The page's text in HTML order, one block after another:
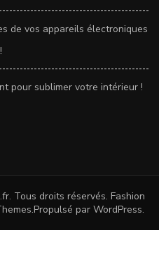
de vos appareils électroniques
pour sublimer votre intérieur !
. Tous droits réservés. Fashion
.Propulsé par WordPress.